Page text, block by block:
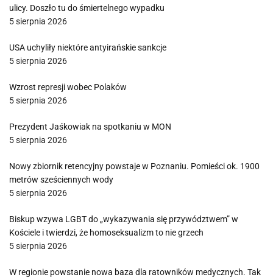
ulicy. Doszło tu do śmiertelnego wypadku
5 sierpnia 2026
USA uchyliły niektóre antyirańskie sankcje
5 sierpnia 2026
Wzrost represji wobec Polaków
5 sierpnia 2026
Prezydent Jaśkowiak na spotkaniu w MON
5 sierpnia 2026
Nowy zbiornik retencyjny powstaje w Poznaniu. Pomieści ok. 1900
metrów sześciennych wody
5 sierpnia 2026
Biskup wzywa LGBT do „wykazywania się przywództwem” w
Kościele i twierdzi, że homoseksualizm to nie grzech
5 sierpnia 2026
W regionie powstanie nowa baza dla ratowników medycznych. Tak